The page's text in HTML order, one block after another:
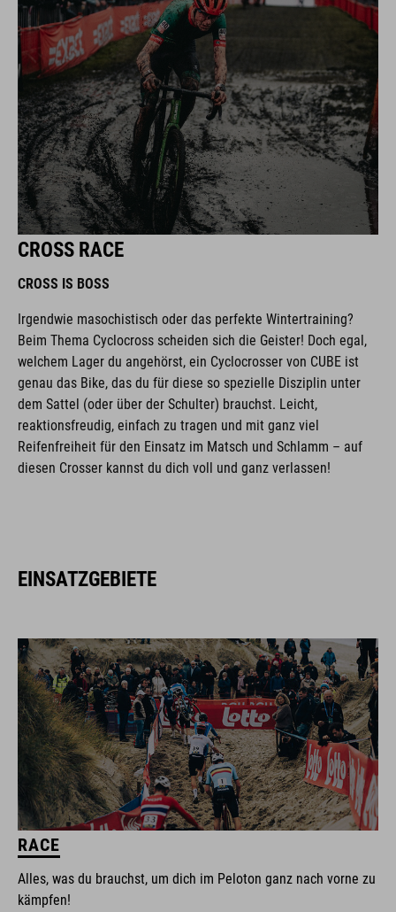
CROSS RACE
CROSS IS BOSS
Irgendwie masochistisch oder das perfekte Wintertraining?
Beim Thema Cyclocross scheiden sich die Geister! Doch egal,
welchem Lager du angehörst, ein Cyclocrosser von CUBE ist
genau das Bike, das du für diese so spezielle Disziplin unter
dem Sattel (oder über der Schulter) brauchst. Leicht,
reaktionsfreudig, einfach zu tragen und mit ganz viel
Reifenfreiheit für den Einsatz im Matsch und Schlamm – auf
diesen Crosser kannst du dich voll und ganz verlassen!
EINSATZGEBIETE
RACE
Alles, was du brauchst, um dich im Peloton ganz nach vorne zu
kämpfen!